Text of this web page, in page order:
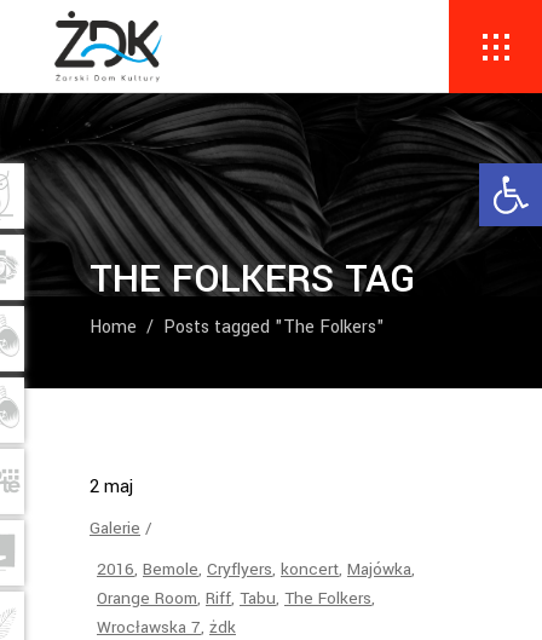
THE FOLKERS TAG
Home / Posts tagged "The Folkers"
2maj
Galerie
2016, Bemole, Cryflyers, koncert, Majówka,
Orange Room, Riff, Tabu, The Folkers,
Wrocławska 7, żdk